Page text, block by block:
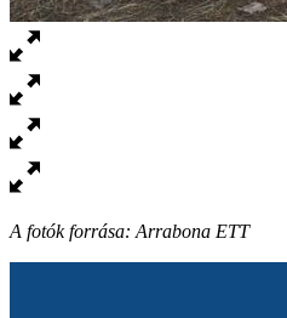
A fotók forrása: Arrabona ETT